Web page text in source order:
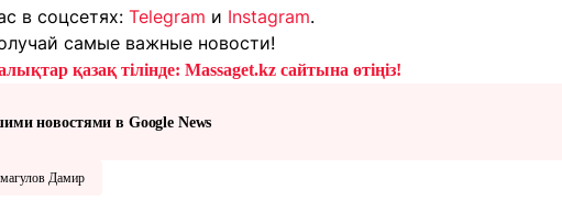
в соцсетях: Telegram и Instagram.
самые важные новости!
қазақ тілінде: Massaget.kz сайтына өтіңіз!
новостями в Google News
Дамир